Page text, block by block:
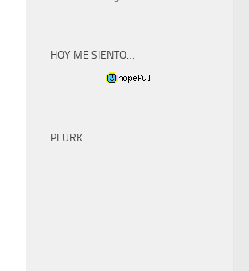
HOY ME SIENTO…
PLURK